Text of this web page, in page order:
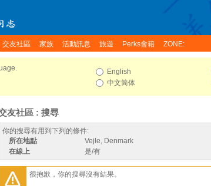
交友社區 家族 活動訊息 旅遊 Perks會籍 ZONE:
English
中文简体
友社區 : 搜尋
你的搜尋有用到下列的條件:
所在地點
Vejle, Denmark
在線上
是/有
很抱歉，你的搜尋沒有結果。